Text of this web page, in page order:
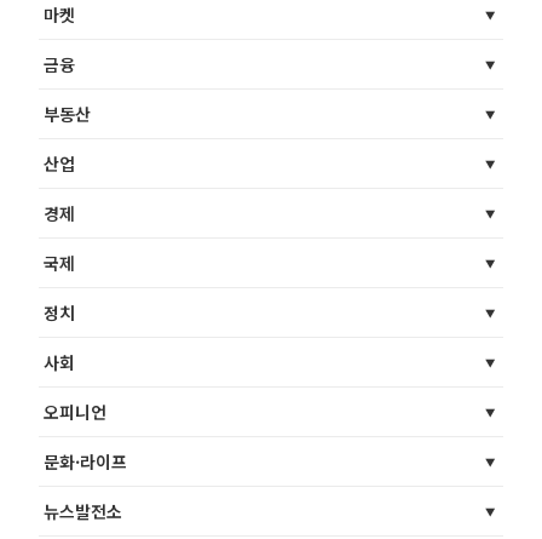
마켓
금융
부동산
산업
경제
국제
정치
사회
오피니언
문화·라이프
뉴스발전소